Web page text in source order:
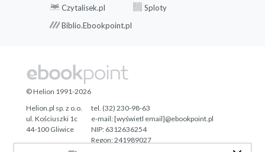
Czytalisek.pl
Sploty
Biblio.Ebookpoint.pl
© Helion 1991-2026
Helion.pl sp. z o.o.
ul. Kościuszki 1c
44-100 Gliwice
tel. (32) 230-98-63
e-mail:[wyświetl email]@ebookpoint.pl
NIP: 6312636254
Regon: 241989027